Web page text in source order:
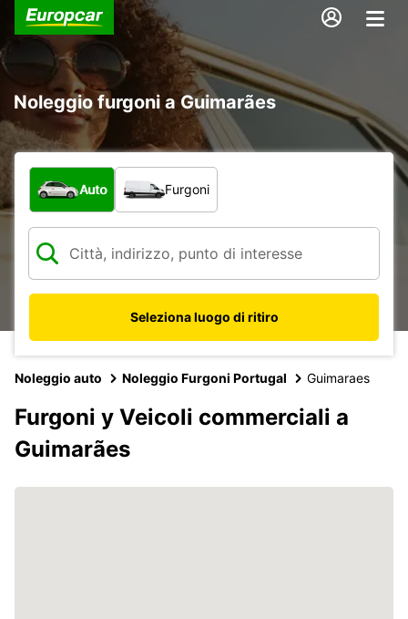
Noleggio furgoni a Guimarães
Scegli la tipologia di veicolo:
Auto Furgoni
Seleziona luogo di ritiro
Noleggio auto Noleggio Furgoni Portugal Guimaraes
Furgoni y Veicoli commerciali a
Guimarães